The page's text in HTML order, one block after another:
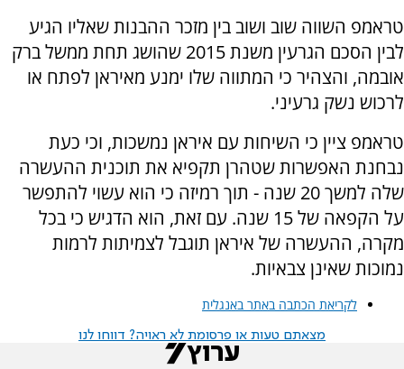
טראמפ השווה שוב ושוב בין מזכר ההבנות שאליו הגיע
לבין הסכם הגרעין משנת 2015 שהושג תחת ממשל ברק
אובמה, והצהיר כי המתווה שלו ימנע מאיראן לפתח או
לרכוש נשק גרעיני.
טראמפ ציין כי השיחות עם איראן נמשכות, וכי כעת
נבחנת האפשרות שטהרן תקפיא את תוכנית ההעשרה
שלה למשך 20 שנה - תוך רמיזה כי הוא עשוי להתפשר
על הקפאה של 15 שנה. עם זאת, הוא הדגיש כי בכל
מקרה, ההעשרה של איראן תוגבל לצמיתות לרמות
נמוכות שאינן צבאיות.
לקריאת הכתבה באתר באנגלית
מצאתם טעות או פרסומת לא ראויה? דווחו לנו